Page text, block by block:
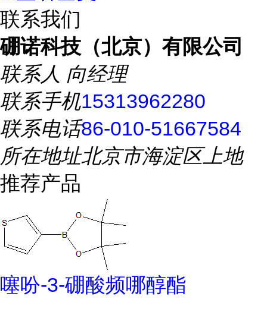
联系我们
硼诺科技（北京）有限公司
联系人 向经理
联系手机15313962280
联系电话86-010-51667584
所在地址北京市海淀区上地
推荐产品
噻吩-3-硼酸频哪醇酯